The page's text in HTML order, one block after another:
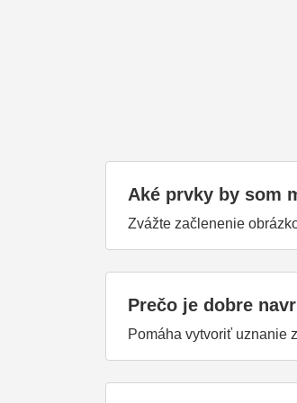
Aké prvky by som
Zvážte začlenenie
Prečo je dobre
Pomáha vytvoriť uznanie